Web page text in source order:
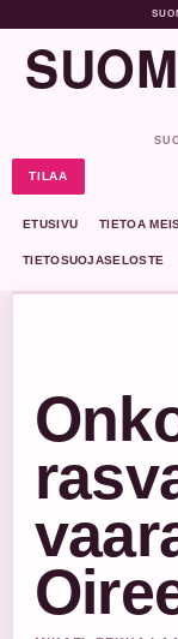
TILAA
ETUSIVU TIETOA
TIETOSUOJASELOSTE